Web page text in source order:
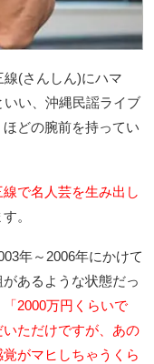
(さんしん)にハマ
いい、沖縄民謡ライブ
どの腕前を持ってい
線で名人芸を生み出し
。
年～2006年にかけて
あるような状態だっ
「2000万円くらいで
ただけですが、あの
がマヒしちゃうくら